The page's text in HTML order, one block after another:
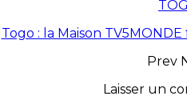
Togo : la Maison
Prev
Laisser un